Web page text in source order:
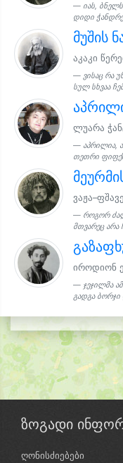
იას,
დიდი
მუშის
აკაკი
ვისაც რა
სულ სხვაა
ლუარა
აპრილია,
თეთრი
როგორ
მთვარეც არა
იროდიონ
ჯეჯილმა
გადგა ბორჯი
ზოგადი
ღონისძიებები